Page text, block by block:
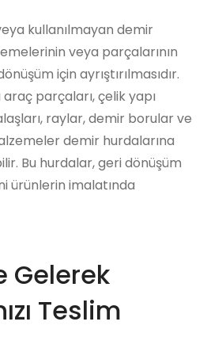
kullanılmayan demir
veya parçalarının
için ayrıştırılmasıdır.
parçaları, çelik yapı
raylar, demir borular ve
demir hurdalarına
Bu hurdalar, geri dönüşüm
ürünlerin imalatında
Gelerek
Teslim